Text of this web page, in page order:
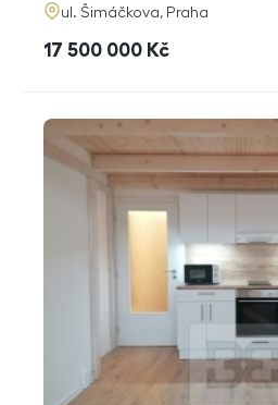
adresa
ul. Šimáčkova, Praha
cena
17 500 000 Kč